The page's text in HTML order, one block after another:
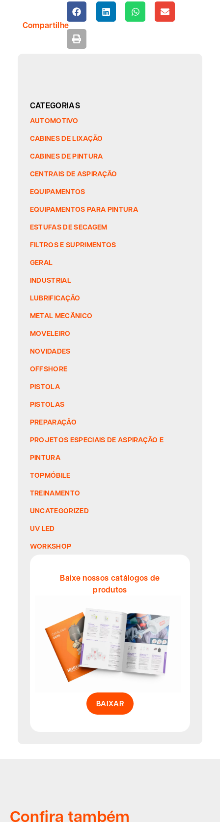
Compartilhe
CATEGORIAS
AUTOMOTIVO
CABINES DE LIXAÇÃO
CABINES DE PINTURA
CENTRAIS DE ASPIRAÇÃO
EQUIPAMENTOS
EQUIPAMENTOS PARA PINTURA
ESTUFAS DE SECAGEM
FILTROS E SUPRIMENTOS
GERAL
INDUSTRIAL
LUBRIFICAÇÃO
METAL MECÂNICO
MOVELEIRO
NOVIDADES
OFFSHORE
PISTOLA
PISTOLAS
PREPARAÇÃO
PROJETOS ESPECIAIS DE ASPIRAÇÃO E
PINTURA
TOPMÓBILE
TREINAMENTO
UNCATEGORIZED
UV LED
WORKSHOP
Baixe nossos catálogos de
produtos
BAIXAR
Confira também